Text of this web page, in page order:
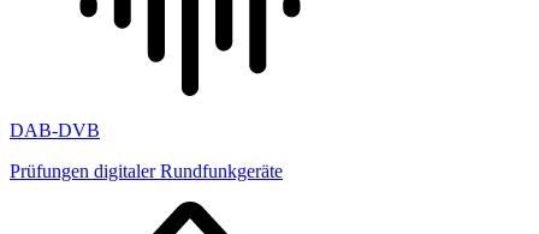
DAB-DVB
Prüfungen digitaler Rundfunkgeräte